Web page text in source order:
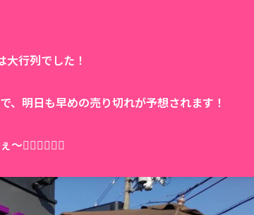
行列でした！
、明日も早めの売り切れが予想されます！
🏃‍♂️🏃‍♂️🏃‍♂️